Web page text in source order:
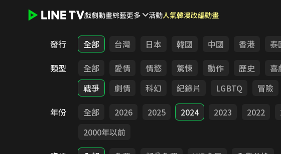
戲劇動畫綜藝更多 活動人氣韓漫改編動畫
發行 全部 台灣 日本 韓國 中國 香港 泰
類型
全部 愛情 情慾 驚悚 動作 歷史 喜
戰爭
劇情 科幻 紀錄片 LGBTQ 冒險
年份
全部 2026 2025 2024 2023 2022
2000年以前